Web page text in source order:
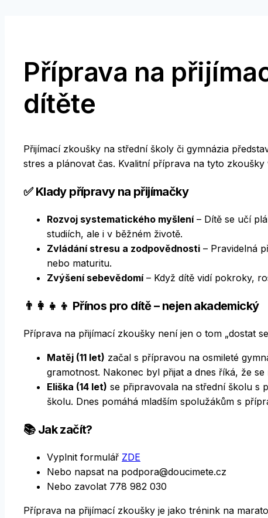
Příprava na
dítěte
Přijímací zkoušky na střední školy či gymnázia
stres a plánovat čas. Kvalitní příprava na tyto
✅ Klady přípravy na přijímačky
Rozvoj systematického myšlení– Dítě se učí
studiích, ale i v běžném životě.
Zvládání stresu a zodpovědnosti – Pravidelná
nebo maturitu.
Zvýšení sebevědomí– Když dítě vidí pokroky,
👨‍👩‍👧‍👦 Přínos pro dítě – nejen akademický
Příprava na přijímací zkoušky není jen o tom „dostat
Matěj (11 let) začal s přípravou na osmileté
gramotnost. Nakonec byl přijat a dnes říká, že se
Eliška (14 let) se připravovala na střední školu s
školu. Dnes pomáhá mladším spolužákům s
📚 Jak začít?
Vyplnit formulář ZDE
Nebo napsat na podpora@doucimete.cz
Nebo zavolat 778 982 030
Příprava na přijímací zkoušky je jako trénink na